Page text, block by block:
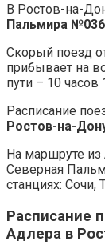
В Ростов-на-
Пальмира
Скорый поезд
прибывает на
пути – 10 часов
Расписание
Ростов-на-
На маршруте
Северная
станциях: Сочи,
Расписание
Адлера в